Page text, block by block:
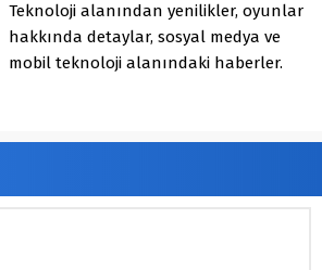
Teknoloji alanından yenilikler, oyunlar
hakkında detaylar, sosyal medya ve
mobil teknoloji alanındaki haberler.